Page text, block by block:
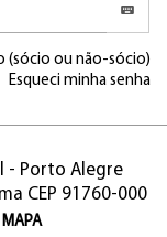
(sócio ou não-sócio)
Esqueci minha senha
- Porto Alegre
CEP 91760-000